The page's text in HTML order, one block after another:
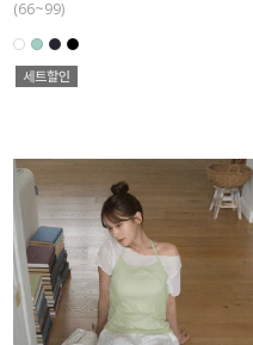
(66~99)